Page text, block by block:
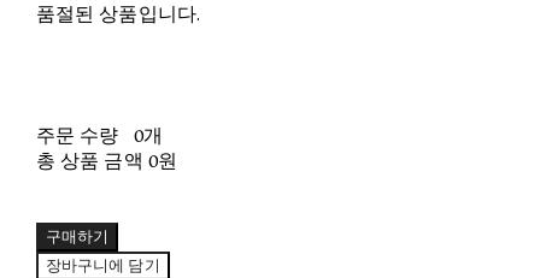
품절된 상품입니다.
주문 수량
0개
총 상품 금액 0원
구매하기
장바구니에 담기